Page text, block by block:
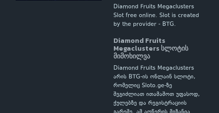
Diamond Fruits Megaclusters
Slot free online. Slot is created
by the provider - BTG.
Diamond Fruits
Megaclusters სლოტის
მიმოხილვა
Diamond Fruits Megaclusters
არის BTG-ის ონლაინ სლოტი,
რომელიც Sloto.ge-ზე
შეგიძლიათ ითამაშოთ უფასოდ,
ქულებზე და რეგისტრაციის